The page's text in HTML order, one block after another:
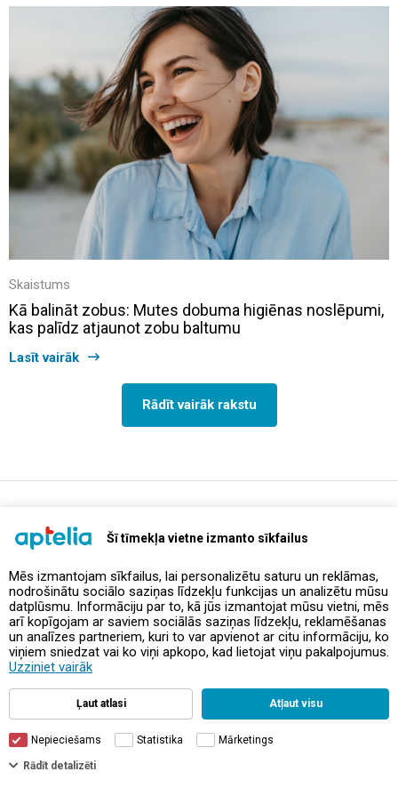
Šī tīmekļa vietne izmanto sīkfailus
Mēs izmantojam sīkfailus, lai personalizētu saturu un reklāmas,
nodrošinātu sociālo saziņas līdzekļu funkcijas un analizētu mūsu
datplūsmu. Informāciju par to, kā jūs izmantojat mūsu vietni, mēs
arī kopīgojam ar saviem sociālās saziņas līdzekļu, reklamēšanas
un analīzes partneriem, kuri to var apvienot ar citu informāciju, ko
viņiem sniedzat vai ko viņi apkopo, kad lietojat viņu pakalpojumus.
Uzziniet vairāk
Ļaut atlasi Atļaut visu
Nepieciešams Statistika Mārketings
Rādīt detalizēti
Skaistums
Kā balināt zobus: Mutes dobuma higiēnas noslēpumi,
kas palīdz atjaunot zobu baltumu
Lasīt vairāk
Rādīt vairāk rakstu
Piedāvājumi un akcijas
Kontakti